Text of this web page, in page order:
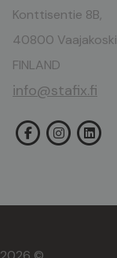
Konttisentie 8B,
40800 Vaajakoski
FINLAND
info@stafix.fi